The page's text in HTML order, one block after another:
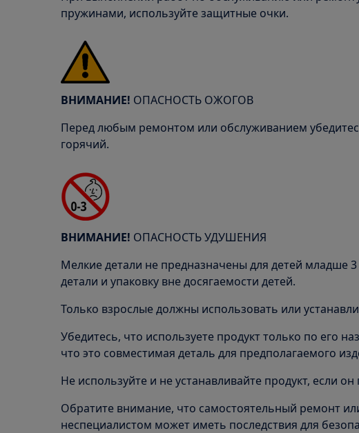
пружинами, используйте защитные очки.
ВНИМАНИЕ! ОПАСНОСТЬ ОЖОГОВ
Перед любым ремонтом или обслуживанием
горячий.
ВНИМАНИЕ! ОПАСНОСТЬ УДУШЕНИЯ
Мелкие детали не предназначены для детей младше 3
детали и упаковку вне досягаемости детей.
Только взрослые должны использовать или
Убедитесь, что используете продукт только по его
что это совместимая деталь для предполагаемого
Не используйте и не устанавливайте продукт, если
Обратите внимание, что самостоятельный ремонт
неспециалистом может иметь последствия для